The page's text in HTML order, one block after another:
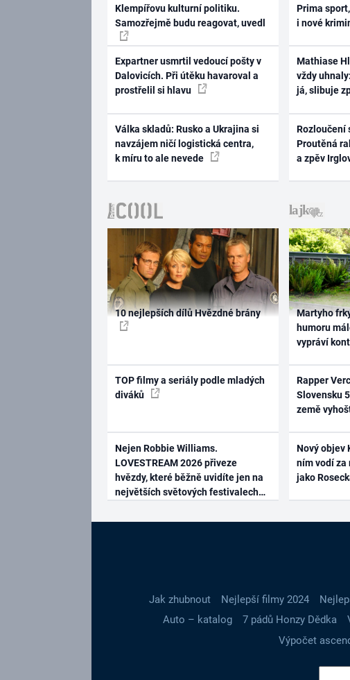
Klempířovu kulturní politiku.
Samozřejmě budu reagovat, uvedl
Expartner usmrtil vedoucí pošty v
Dalovicích. Při útěku havaroval a
prostřelil si hlavu
Válka skladů: Rusko a Ukrajina si
navzájem ničí logistická centra,
k míru to ale nevede
Prima
i nové
Mathiase
vždy
já, slibuje
Rozloučení
Proutěná
a zpěv
10 nejlepších dílů Hvězdné brány
TOP filmy a seriály podle mladých
diváků
Nejen Robbie Williams.
LOVESTREAM 2026 přiveze
hvězdy, které běžně uvidíte jen na
největších světových festivalech
Martyho
humoru
vypráví
Rapper
Slovensku
země
Nový objev
ním vodí za
jako
Jak zhubnout Nejlepší filmy 2024
Auto – katalog
7 pádů Honzy Dědka
Výpočet